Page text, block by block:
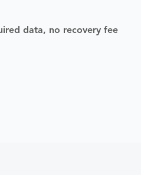
data, no recovery fee